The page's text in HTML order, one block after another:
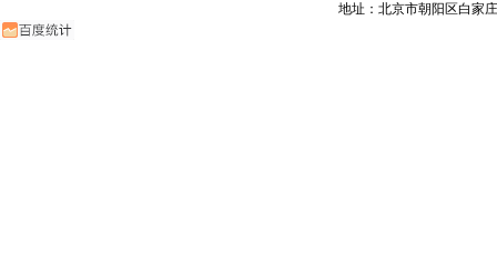
地址：北京市朝阳区白家